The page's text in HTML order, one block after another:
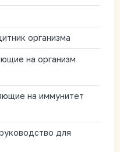
организма
на организм
на иммунитет
для